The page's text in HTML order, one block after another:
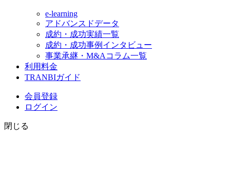
e-learning
アドバンスドデータ
成約・成功実績一覧
成約・成功事例インタビュー
事業承継・M&Aコラム一覧
利用料金
TRANBIガイド
会員登録
ログイン
閉じる